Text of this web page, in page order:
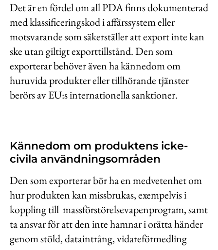
Det är en fördel om all PDA finns dokumenterad
med klassificeringskod i affärssystem eller
motsvarande som säkerställer att export inte kan
ske utan giltigt exporttillstånd. Den som
exporterar behöver även ha kännedom om
huruvida produkter eller tillhörande tjänster
berörs av EU:s internationella sanktioner.
Kännedom om produktens icke-
civila användningsområden
Den som exporterar bör ha en medvetenhet om
hur produkten kan missbrukas, exempelvis i
koppling till massförstörelsevapenprogram, samt
ta ansvar för att den inte hamnar i orätta händer
genom stöld, dataintrång, vidareförmedling